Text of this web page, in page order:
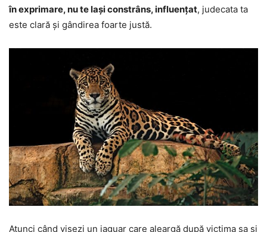
în exprimare, nu te lași constrâns, influențat, judecata ta
este clară și gândirea foarte justă.
Atunci când visezi un jaguar care aleargă după victima sa și